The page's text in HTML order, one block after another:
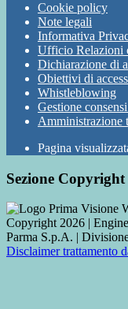
Cookie policy
Note legali
Informativa
Ufficio Relazioni
Dichiarazione di
Obiettivi di
Whistleblowing
Gestione
Amministrazione
Pagina
Sezione Copyright
Copyright 2026 |
Parma S.p.A. |
Disclaimer trattamento